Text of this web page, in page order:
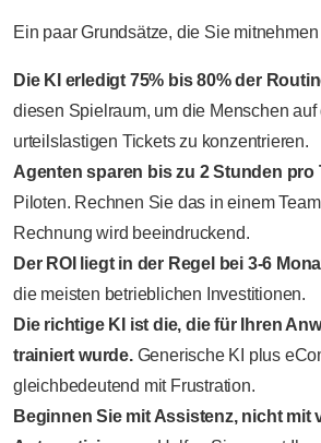
Ein paar Grundsätze, die Sie
Die KI erledigt 75% bis 80% der
diesen Spielraum, um die Menschen auf
urteilslastigen Tickets zu konzentrieren.
Agenten sparen bis zu 2 Stunden pro
Piloten. Rechnen Sie das in einem
Rechnung wird beeindruckend.
Der ROI liegt in der Regel bei 3-6
die meisten betrieblichen Investitionen.
Die richtige KI ist die, die für Ihren
trainiert wurde.Generische KI plus
gleichbedeutend mit Frustration.
Beginnen Sie mit Assistenz, nicht mit